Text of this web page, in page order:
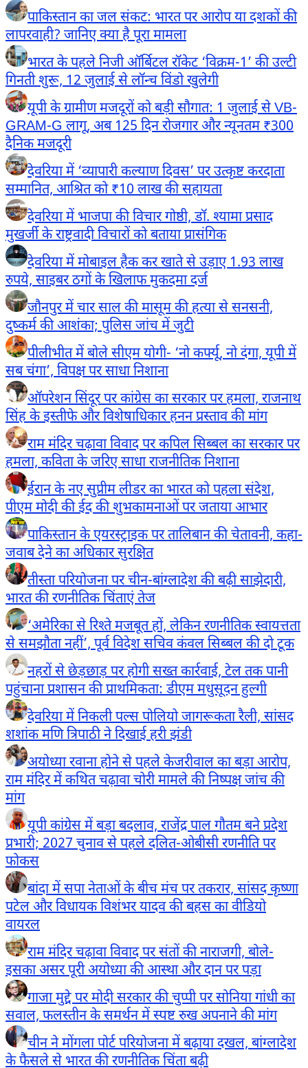
पाकिस्तान का जल संकट: भारत पर आरोप या दशकों की
लापरवाही? जानिए क्या है पूरा मामला
भारत के पहले निजी ऑर्बिटल रॉकेट ‘विक्रम-1’ की उल्टी
गिनती शुरू, 12 जुलाई से लॉन्च विंडो खुलेगी
यूपी के ग्रामीण मजदूरों को बड़ी सौगात: 1 जुलाई से VB-
GRAM-G लागू, अब 125 दिन रोजगार और न्यूनतम ₹300
दैनिक मजदूरी
देवरिया में ‘व्यापारी कल्याण दिवस’ पर उत्कृष्ट करदाता
सम्मानित, आश्रित को ₹10 लाख की सहायता
देवरिया में भाजपा की विचार गोष्ठी, डॉ. श्यामा प्रसाद
मुखर्जी के राष्ट्रवादी विचारों को बताया प्रासंगिक
देवरिया में मोबाइल हैक कर खाते से उड़ाए 1.93 लाख
रुपये, साइबर ठगों के खिलाफ मुकदमा दर्ज
जौनपुर में चार साल की मासूम की हत्या से सनसनी,
दुष्कर्म की आशंका; पुलिस जांच में जुटी
पीलीभीत में बोले सीएम योगी- ‘नो कर्फ्यू, नो दंगा, यूपी में
सब चंगा’, विपक्ष पर साधा निशाना
ऑपरेशन सिंदूर पर कांग्रेस का सरकार पर हमला, राजनाथ
सिंह के इस्तीफे और विशेषाधिकार हनन प्रस्ताव की मांग
राम मंदिर चढ़ावा विवाद पर कपिल सिब्बल का सरकार पर
हमला, कविता के जरिए साधा राजनीतिक निशाना
ईरान के नए सुप्रीम लीडर का भारत को पहला संदेश,
पीएम मोदी की ईद की शुभकामनाओं पर जताया आभार
पाकिस्तान के एयरस्ट्राइक पर तालिबान की चेतावनी, कहा-
जवाब देने का अधिकार सुरक्षित
तीस्ता परियोजना पर चीन-बांग्लादेश की बढ़ी साझेदारी,
भारत की रणनीतिक चिंताएं तेज
‘अमेरिका से रिश्ते मजबूत हों, लेकिन रणनीतिक स्वायत्तता
से समझौता नहीं’, पूर्व विदेश सचिव कंवल सिब्बल की दो टूक
नहरों से छेड़छाड़ पर होगी सख्त कार्रवाई, टेल तक पानी
पहुंचाना प्रशासन की प्राथमिकता: डीएम मधुसूदन हुल्गी
देवरिया में निकली पल्स पोलियो जागरूकता रैली, सांसद
शशांक मणि त्रिपाठी ने दिखाई हरी झंडी
अयोध्या रवाना होने से पहले केजरीवाल का बड़ा आरोप,
राम मंदिर में कथित चढ़ावा चोरी मामले की निष्पक्ष जांच की
मांग
यूपी कांग्रेस में बड़ा बदलाव, राजेंद्र पाल गौतम बने प्रदेश
प्रभारी; 2027 चुनाव से पहले दलित-ओबीसी रणनीति पर
फोकस
बांदा में सपा नेताओं के बीच मंच पर तकरार, सांसद कृष्णा
पटेल और विधायक विशंभर यादव की बहस का वीडियो
वायरल
राम मंदिर चढ़ावा विवाद पर संतों की नाराजगी, बोले-
इसका असर पूरी अयोध्या की आस्था और दान पर पड़ा
गाजा मुद्दे पर मोदी सरकार की चुप्पी पर सोनिया गांधी का
सवाल, फलस्तीन के समर्थन में स्पष्ट रुख अपनाने की मांग
चीन ने मोंगला पोर्ट परियोजना में बढ़ाया दखल, बांग्लादेश
के फैसले से भारत की रणनीतिक चिंता बढ़ी